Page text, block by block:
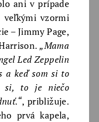
ani v prípade
veľkými vzormi
– Jimmy Page,
„Mama
Led Zeppelin
a keď som si to
si, to je niečo
, približuje.
prvá kapela,